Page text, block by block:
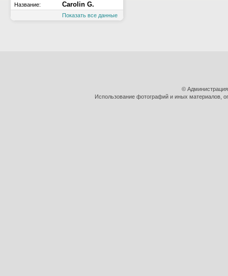
Название: Carolin G.
Показать все данные
©
Использование фотографий и иных материалов,